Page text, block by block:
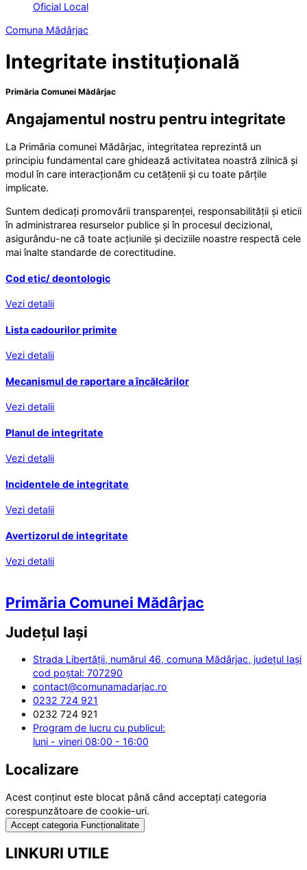
Oficial Local
Comuna Mădârjac
Integritate instituțională
Primăria Comunei Mădârjac
Angajamentul nostru pentru integritate
La Primăria comunei Mădârjac, integritatea reprezintă un
principiu fundamental care ghidează activitatea noastră zilnică și
modul în care interacționăm cu cetățenii și cu toate părțile
implicate.
Suntem dedicați promovării transparenței, responsabilității și eticii
în administrarea resurselor publice și în procesul decizional,
asigurându-ne că toate acțiunile și deciziile noastre respectă cele
mai înalte standarde de corectitudine.
Cod etic/ deontologic
Vezi detalii
Lista cadourilor primite
Vezi detalii
Mecanismul de raportare a încălcărilor
Vezi detalii
Planul de integritate
Vezi detalii
Incidentele de integritate
Vezi detalii
Avertizorul de integritate
Vezi detalii
Primăria Comunei Mădârjac
Județul Iași
Strada Libertății, numărul 46, comuna Mădârjac, județul Iași
cod poștal: 707290
contact@comunamadarjac.ro
0232 724 921
0232 724 921
Program de lucru cu publicul:
luni - vineri 08:00 - 16:00
Localizare
Acest conținut este blocat până când acceptați categoria
corespunzătoare de cookie-uri.
Accept categoria Funcționalitate
LINKURI UTILE